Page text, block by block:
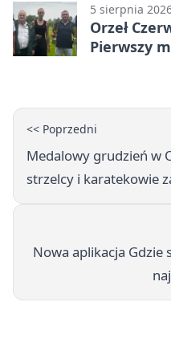
5 sierpnia
Orzeł
Pierwszy
<< Poprzedni
Medalowy grudzień w
strzelcy i karatekowie
Nowa aplikacja Gdzie